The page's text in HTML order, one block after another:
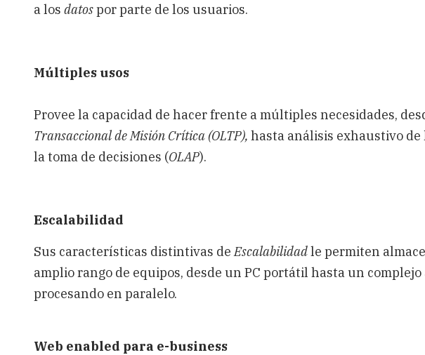
a los datospor parte de los usuarios.
Múltiples usos
Provee la capacidad de hacer frente a múltiples necesidades,
Transaccional de Misión Crítica (OLTP), hasta análisis exhaustivo de
la toma de decisiones (OLAP).
Escalabilidad
Sus características distintivas deEscalabilidadle permiten
amplio rango de equipos, desde un PC portátil hasta un
procesando en paralelo.
Web enabled para e-business